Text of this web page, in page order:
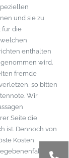
und sie zu
für die
enthalten
wird.
fremde
so bitten
Wir
Seite die
ist. Dennoch von
Kosten